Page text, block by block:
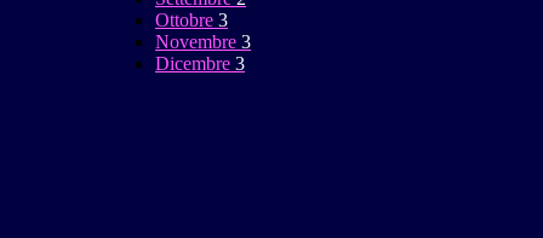
Ottobre 3
Novembre 3
Dicembre 3